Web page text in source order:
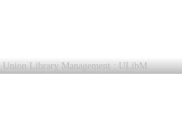
Union Library Management : ULibM